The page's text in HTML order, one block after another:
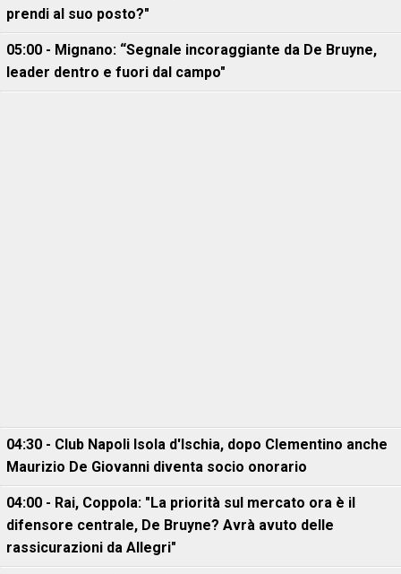
prendi al suo posto?"
05:00 - Mignano: “Segnale incoraggiante da De Bruyne,
leader dentro e fuori dal campo"
04:30 - Club Napoli Isola d'Ischia, dopo Clementino anche
Maurizio De Giovanni diventa socio onorario
04:00 - Rai, Coppola: "La priorità sul mercato ora è il
difensore centrale, De Bruyne? Avrà avuto delle
rassicurazioni da Allegri"